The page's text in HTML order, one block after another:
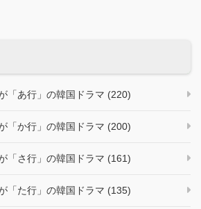
「あ行」の韓国ドラマ (220)
「か行」の韓国ドラマ (200)
「さ行」の韓国ドラマ (161)
「た行」の韓国ドラマ (135)